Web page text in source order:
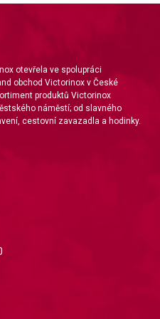
otevřela ve spolupráci
obchod Victorinox v České
produktů Victorinox
náměstí; od slavného
cestovní zavazadla a hodinky.